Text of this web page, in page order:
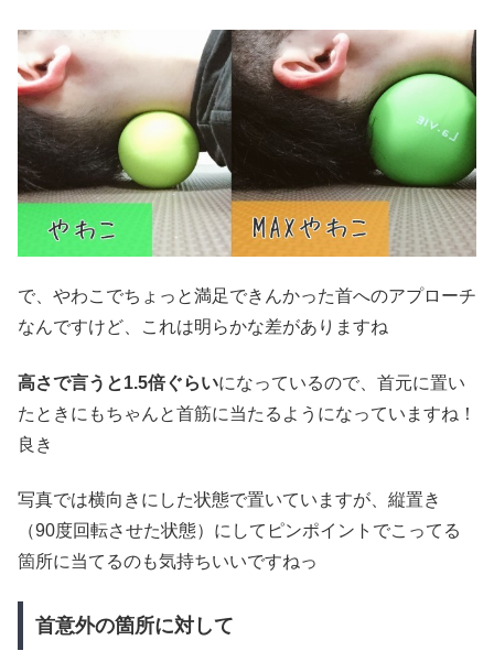
で、やわこでちょっと満足できんかった首へのアプローチ
なんですけど、これは明らかな差がありますね
高さで言うと1.5倍ぐらいになっているので、首元に置い
たときにもちゃんと首筋に当たるようになっていますね！
良き
写真では横向きにした状態で置いていますが、縦置き
（90度回転させた状態）にしてピンポイントでこってる
箇所に当てるのも気持ちいいですねっ
首意外の箇所に対して